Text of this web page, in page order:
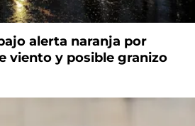
alerta naranja por
viento y posible granizo